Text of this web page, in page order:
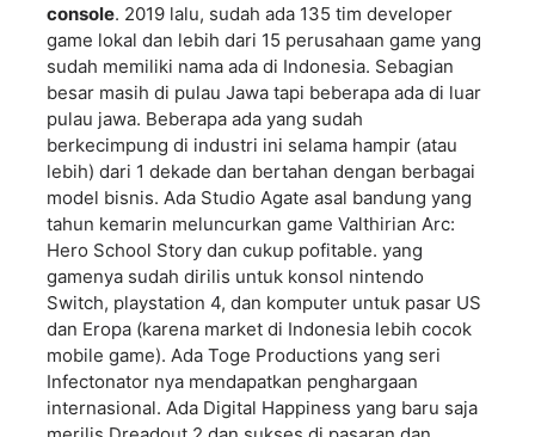
console. 2019 lalu, sudah ada 135 tim developer
game lokal dan lebih dari 15 perusahaan game yang
sudah memiliki nama ada di Indonesia. Sebagian
besar masih di pulau Jawa tapi beberapa ada di luar
pulau jawa. Beberapa ada yang sudah
berkecimpung di industri ini selama hampir (atau
lebih) dari 1 dekade dan bertahan dengan berbagai
model bisnis. Ada Studio Agate asal bandung yang
tahun kemarin meluncurkan game Valthirian Arc:
Hero School Story dan cukup pofitable. yang
gamenya sudah dirilis untuk konsol nintendo
Switch, playstation 4, dan komputer untuk pasar US
dan Eropa (karena market di Indonesia lebih cocok
mobile game). Ada Toge Productions yang seri
Infectonator nya mendapatkan penghargaan
internasional. Ada Digital Happiness yang baru saja